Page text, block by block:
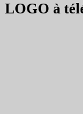
LOGO à